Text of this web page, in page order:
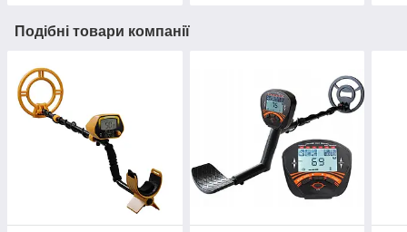
Подібні товари компанії